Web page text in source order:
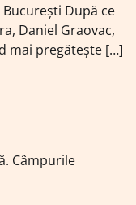
După ce
Daniel Graovac,
mai pregătește […]
Câmpurile